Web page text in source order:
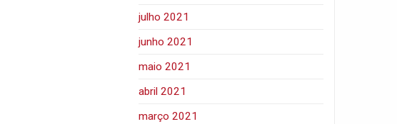
julho 2021
junho 2021
maio 2021
abril 2021
março 2021